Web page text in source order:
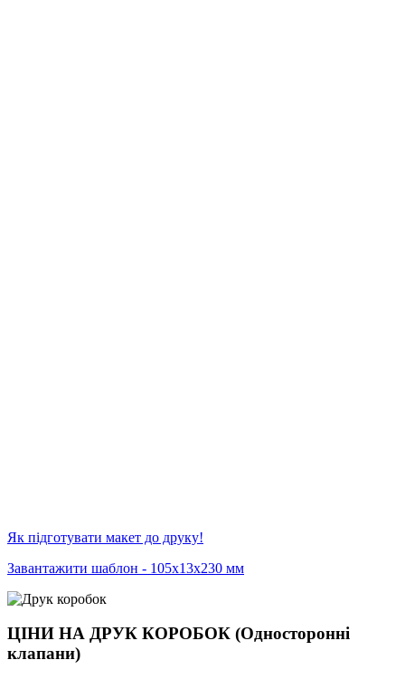
Як підготувати макет до друку!
Завантажити шаблон - 105х13х230 мм
ЦІНИ НА ДРУК КОРОБОК (Односторонні
клапани)